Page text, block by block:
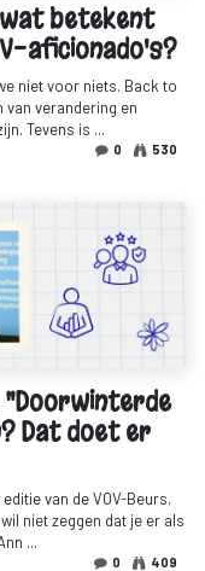
wat betekent
aficionado's?
niet voor niets. Back to
van verandering en
Tevens is ...
0 530
"Doorwinterde
Dat doet er
van de VOV-Beurs.
niet zeggen dat je er als
...
0 409